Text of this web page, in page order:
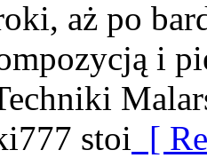
aż po
i
stoi [